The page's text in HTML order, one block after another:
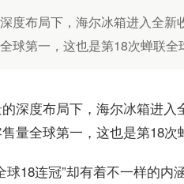
度布局下，海尔冰箱进入全
球第一，这也是第18次蝉联全
深度布局下，海尔冰箱进
量全球第一，这也是第18次
球18连冠”却有着不一样的